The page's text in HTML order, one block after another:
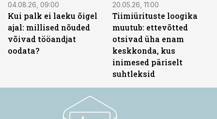
04.08.26, 09:00
Kui palk ei laeku õigel
ajal: millised nõuded
võivad tööandjat
oodata?
20.05.26, 11:00
Tiimiürituste loogika
muutub: ettevõtted
otsivad üha enam
keskkonda, kus
inimesed päriselt
suhtleksid